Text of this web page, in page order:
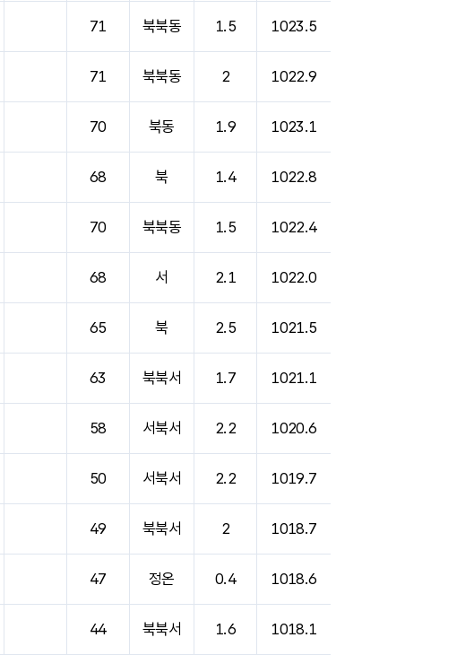
71 북북동 1.5 1023.5
71 북북동 2 1022.9
70 북동 1.9 1023.1
68 북 1.4 1022.8
70 북북동 1.5 1022.4
68 서 2.1 1022.0
65 북 2.5 1021.5
63 북북서 1.7 1021.1
58 서북서 2.2 1020.6
50 서북서 2.2 1019.7
49 북북서 2 1018.7
47 정온 0.4 1018.6
44 북북서 1.6 1018.1